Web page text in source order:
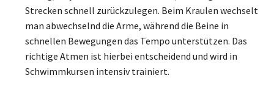
Strecken schnell zurückzulegen. Beim Kraulen wechselt
man abwechselnd die Arme, während die Beine in
schnellen Bewegungen das Tempo unterstützen. Das
richtige Atmen ist hierbei entscheidend und wird in
Schwimmkursen intensiv trainiert.